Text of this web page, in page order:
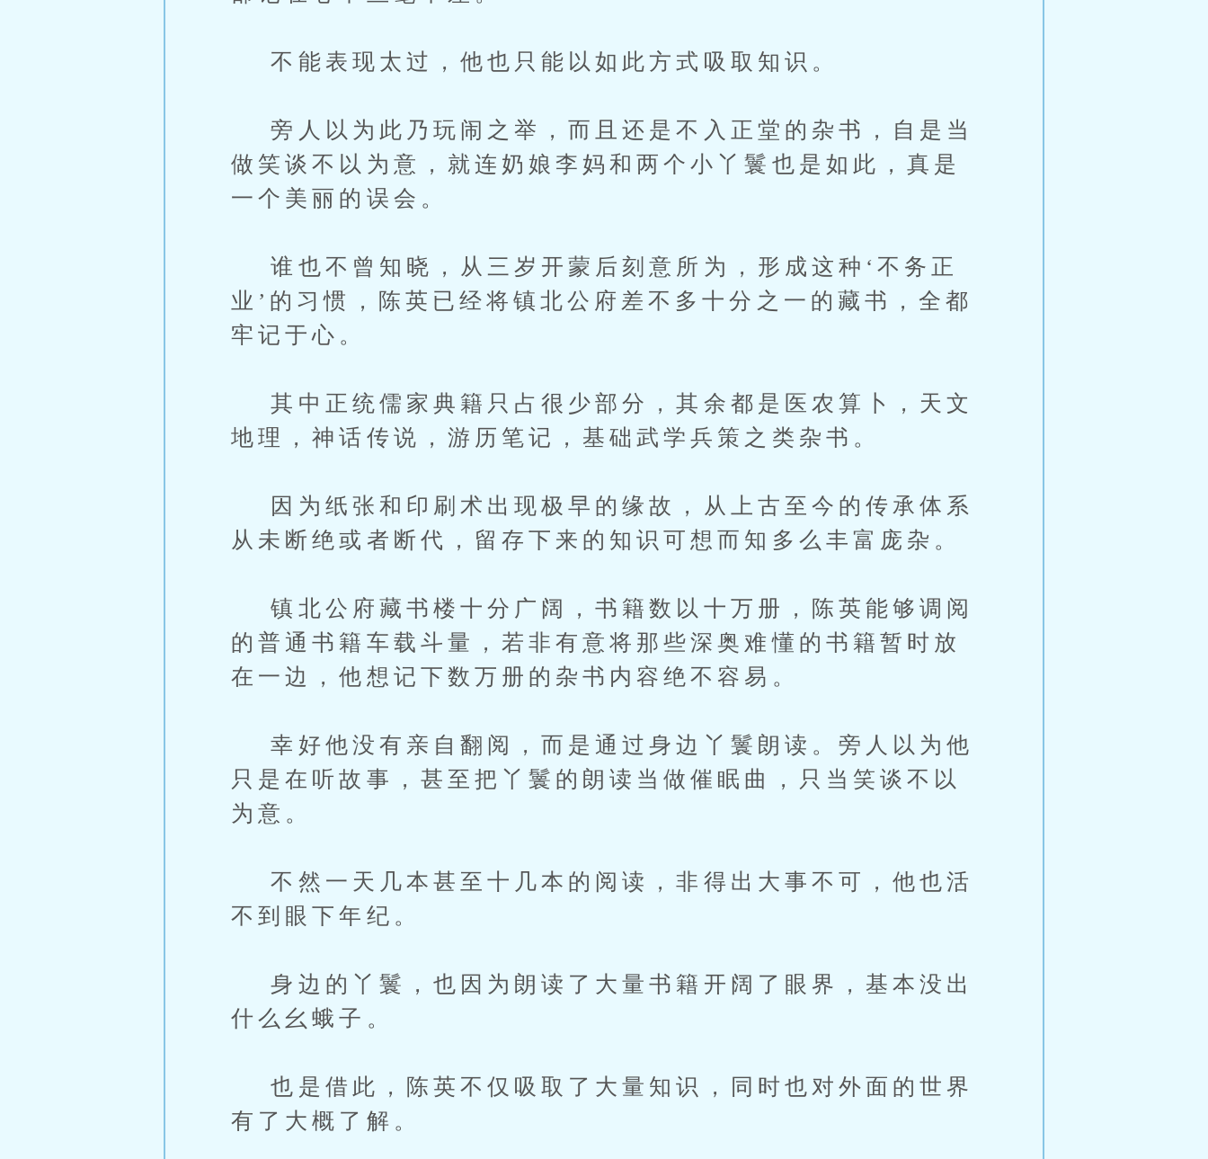
不能表现太过，他也只能以如此方式吸取知识。
旁人以为此乃玩闹之举，而且还是不入正堂的杂书，自是当
做笑谈不以为意，就连奶娘李妈和两个小丫鬟也是如此，真是
一个美丽的误会。
谁也不曾知晓，从三岁开蒙后刻意所为，形成这种‘不务正
业’的习惯，陈英已经将镇北公府差不多十分之一的藏书，全都
牢记于心。
其中正统儒家典籍只占很少部分，其余都是医农算卜，天文
地理，神话传说，游历笔记，基础武学兵策之类杂书。
因为纸张和印刷术出现极早的缘故，从上古至今的传承体系
从未断绝或者断代，留存下来的知识可想而知多么丰富庞杂。
镇北公府藏书楼十分广阔，书籍数以十万册，陈英能够调阅
的普通书籍车载斗量，若非有意将那些深奥难懂的书籍暂时放
在一边，他想记下数万册的杂书内容绝不容易。
幸好他没有亲自翻阅，而是通过身边丫鬟朗读。旁人以为他
只是在听故事，甚至把丫鬟的朗读当做催眠曲，只当笑谈不以
为意。
不然一天几本甚至十几本的阅读，非得出大事不可，他也活
不到眼下年纪。
身边的丫鬟，也因为朗读了大量书籍开阔了眼界，基本没出
什么幺蛾子。
也是借此，陈英不仅吸取了大量知识，同时也对外面的世界
有了大概了解。